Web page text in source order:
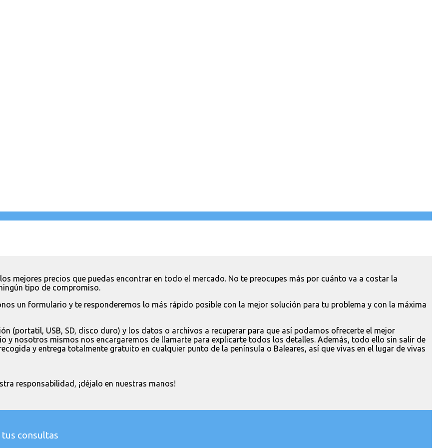
mejores precios que puedas encontrar en todo el mercado. No te preocupes más por cuánto va a costar la
tipo de compromiso.
un formulario y te responderemos lo más rápido posible con la mejor solución para tu problema y con la máxima
(portatil, USB, SD, disco duro) y los datos o archivos a recuperar para que así podamos ofrecerte el mejor
y nosotros mismos nos encargaremos de llamarte para explicarte todos los detalles. Además, todo ello sin salir de
y entrega totalmente gratuito en cualquier punto de la península o Baleares, así que vivas en el lugar de vivas
responsabilidad, ¡déjalo en nuestras manos!
consultas